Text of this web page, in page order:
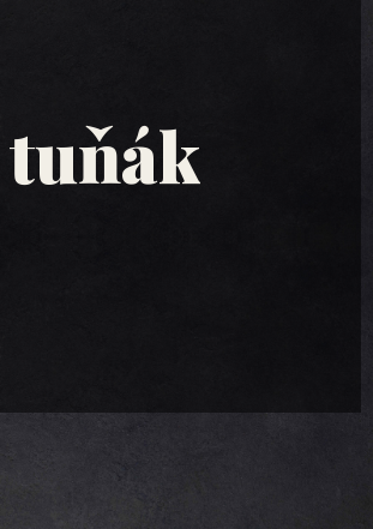
tuňákové
saláty